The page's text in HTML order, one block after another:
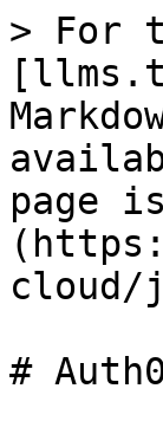
> For
page
cloud/
#